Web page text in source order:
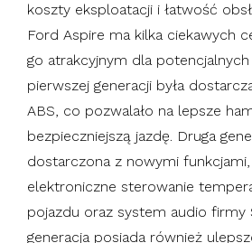
koszty eksploatacji i łatwość
Ford Aspire ma kilka ciekawych
go atrakcyjnym dla
pierwszej generacji była
ABS, co pozwalało na lepsze
bezpieczniejszą jazdę. Druga
dostarczona z nowymi
elektroniczne sterowanie
pojazdu oraz system audio firmy
generacja posiada również